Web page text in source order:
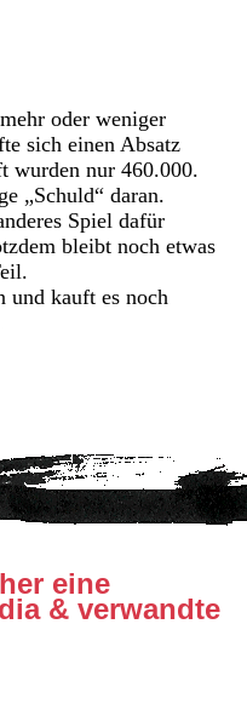
oder weniger
sich einen Absatz
wurden nur 460.000.
„Schuld“ daran.
Spiel dafür
bleibt noch etwas
und kauft es noch
eine
& verwandte